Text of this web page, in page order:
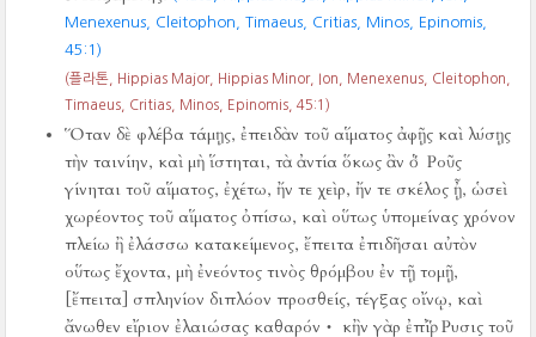
Menexenus, Cleitophon, Timaeus, Critias, Minos, Epinomis,
45:1)
(플라톤, Hippias Major, Hippias Minor, Ion, Menexenus, Cleitophon,
Timaeus, Critias, Minos, Epinomis,45:1)
Ὅταν δὲ φλέβα τάμῃς, ἐπειδὰν τοῦ αἵματος ἀφῇς καὶ λύσῃς
τὴν ταινίην, καὶ μὴ ἵστηται, τὰ ἀντία ὅκως ἂν ὁ Ῥοῦς
γίνηται τοῦ αἵματος, ἐχέτω, ἤν τε χεὶρ, ἤν τε σκέλος ᾖ, ὡσεὶ
χωρέοντος τοῦ αἵματος ὀπίσω, καὶ οὕτως ὑπομείνας χρόνον
πλείω ἢ ἐλάσσω κατακείμενος, ἔπειτα ἐπιδῆσαι αὐτὸν
οὕτως ἔχοντα, μὴ ἐνεόντος τινὸς θρόμβου ἐν τῇ τομῇ,
[ἔπειτα] σπληνίον διπλόον προσθείς, τέγξας οἴνῳ, καὶ
ἄνωθεν εἴριον ἐλαιώσας καθαρόν‧ κἢν γὰρ ἐπίῤῬυσις τοῦ